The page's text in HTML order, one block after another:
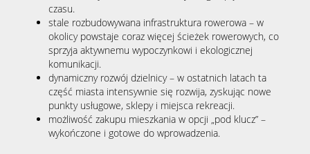
czasu.
stale rozbudowywana infrastruktura rowerowa – w
okolicy powstaje coraz więcej ścieżek rowerowych, co
sprzyja aktywnemu wypoczynkowi i ekologicznej
komunikacji.
dynamiczny rozwój dzielnicy – w ostatnich latach ta
część miasta intensywnie się rozwija, zyskując nowe
punkty usługowe, sklepy i miejsca rekreacji.
możliwość zakupu mieszkania w opcji „pod klucz” –
wykończone i gotowe do wprowadzenia.